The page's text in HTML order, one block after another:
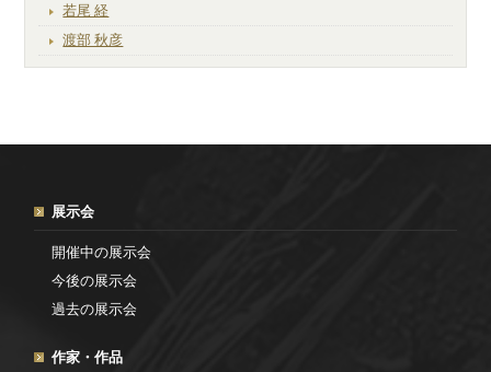
若尾 経
渡部 秋彦
展示会
開催中の展示会
今後の展示会
過去の展示会
作家・作品